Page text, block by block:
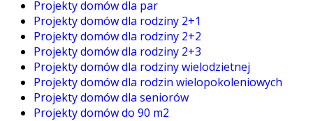
Projekty domów dla par
Projekty domów dla rodziny 2+1
Projekty domów dla rodziny 2+2
Projekty domów dla rodziny 2+3
Projekty domów dla rodziny wielodzietnej
Projekty domów dla rodzin wielopokoleniowych
Projekty domów dla seniorów
Projekty domów do 90 m2